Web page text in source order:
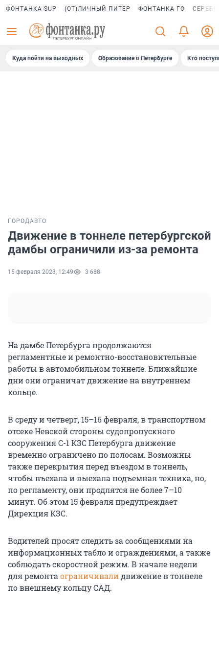
ФОНТАНКА SUP (ОТ)ЛИЧНЫЙ ПИТЕР ФОНТАНКА ГО
Куда пойти на выходных Образование в Петербурге Кто
ГОРОДАВТО
Движение в тоннеле петербургской
дамбы ограничили из-за ремонта
15 февраля 2023, 12:49 3 688
На дамбе Петербурга продолжаются
регламентные и ремонтно-восстановительные
работы в автомобильном тоннеле. Ближайшие
дни они ограничат движение на внутреннем
кольце.
В среду и четверг, 15–16 февраля, в транспортном
отсеке Невской стороны судопропускного
сооружения С-1 КЗС Петербурга движение
временно ограничено по полосам. Возможны
также перекрытия перед въездом в тоннель,
чтобы въехала и выехала подъемная техника, но,
по регламенту, они продлятся не более 7–10
минут. Об этом 15 февраля предупреждает
Дирекция КЗС.
Водителей просят следить за сообщениями на
информационных табло и ограждениями, а также
соблюдать скоростной режим. В начале недели
для ремонта ограничивалидвижение в тоннеле
по внешнему кольцу САД.